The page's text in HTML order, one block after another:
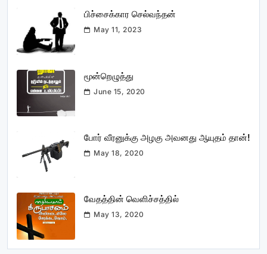
பிச்சைக்கார செல்வந்தன்
May 11, 2023
மூன்றெழுத்து
June 15, 2020
போர் வீரனுக்கு அழகு அவனது ஆயுதம் தான்!
May 18, 2020
வேதத்தின் வெளிச்சத்தில்
May 13, 2020